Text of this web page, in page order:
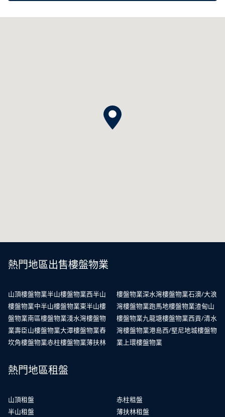
熱門地區出售樓盤物業
山頂樓盤物業半山樓盤物業西半山
樓盤物業中半山樓盤物業東半山樓
盤物業南區樓盤物業淺水灣樓盤物
業壽臣山樓盤物業大潭樓盤物業舂
坎角樓盤物業赤柱樓盤物業薄扶林
樓盤物業深水灣樓盤物業石澳/大浪
灣樓盤物業跑馬地樓盤物業渣甸山
樓盤物業九龍塘樓盤物業西貢/清水
灣樓盤物業港島西/堅尼地城樓盤物
業 上環樓盤物業
熱門地區租盤
山頂租盤
半山租盤
赤柱租盤
薄扶林租盤